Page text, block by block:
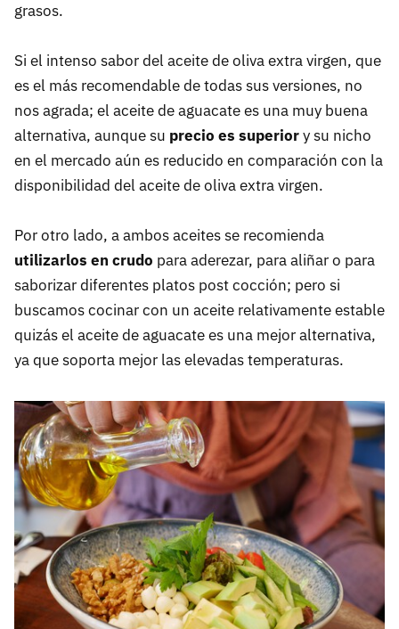
grasos.
Si el intenso sabor del aceite de oliva extra virgen, que
es el más recomendable de todas sus versiones, no
nos agrada; el aceite de aguacate es una muy buena
alternativa, aunque su precio es superiory su nicho
en el mercado aún es reducido en comparación con la
disponibilidad del aceite de oliva extra virgen.
Por otro lado, a ambos aceites se recomienda
utilizarlos en crudo para aderezar, para aliñar o para
saborizar diferentes platos post cocción; pero si
buscamos cocinar con un aceite relativamente estable
quizás el aceite de aguacate es una mejor alternativa,
ya que soporta mejor las elevadas temperaturas.